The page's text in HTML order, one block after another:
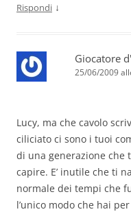
Rispondi ↓
Giocatore
25/06/2009
Lucy, ma che cavolo
ciliciato ci sono i tuoi
di una generazione che
capire. E’ inutile che ti
normale dei tempi che
l’unico modo che hai